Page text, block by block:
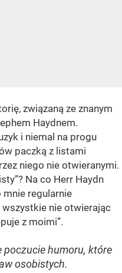
związaną ze znanym
Haydnem.
i niemal na progu
paczką z listami
niego nie otwieranymi.
Na co Herr Haydn
mnie regularnie
nie otwierając
z moimi”.
poczucie humoru, które
osobistych.